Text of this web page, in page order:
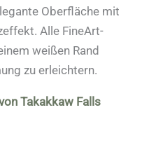
Oberfläche mit
Alle FineArt-
weißen Rand
zu erleichtern.
Takakkaw Falls